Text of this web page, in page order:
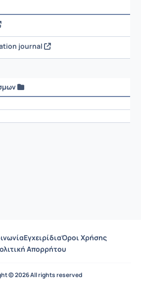
Αποτελέσματα
journal
Αποτελέσματα
ΕγχειρίδιαΌροι Χρήσης
Απορρήτου
© 2026 All rights reserved